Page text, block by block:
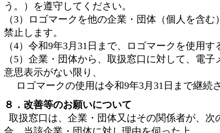
う。）を遵守してください。
（3）ロゴマークを他の企業・団体（個人を含
禁止します。
（4）令和9年3月31日まで、ロゴマークを使用
（5）企業・団体から、取扱窓口に対して、電
意思表示がない限り、
ロゴマークの使用は令和9年3月31日まで継続
８．改善等のお願いについて
取扱窓口は、企業・団体又はその関係者が、次